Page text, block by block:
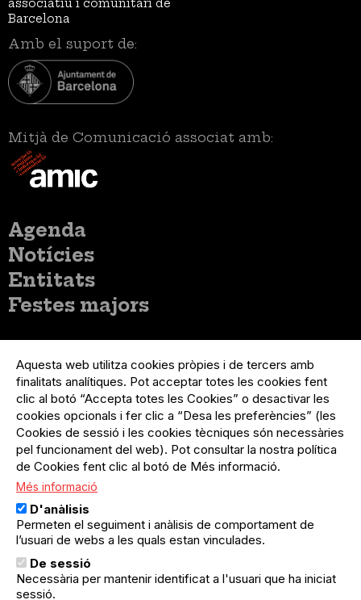
associatiu i comunitari de
Barcelona
Amb el suport de:
Mitjà de Comunicació associat amb:
Menú
principal
Agenda
Notícies
Entitats
Festes majors
del
compte
d'usuari
Menú
usuari
no
loggat
Registre organització
Menú
Peu
Sobre el projecte
Preguntes freqüents
Contacte
Menú
Legal
Política de privacitat
Avís legal
Política de cookies
El Quèdequè no es fa responsable de les activitats
programades; en són responsables els col·lectius
organitzadors.
Aquesta web utilitza cookies pròpies i de tercers amb
finalitats analítiques. Pot acceptar totes les cookies fent
clic al botó “Accepta totes les Cookies” o desactivar les
cookies opcionals i fer clic a “Desa les preferències” (les
Cookies de sessió i les cookies tècniques són necessàries
pel funcionament del web). Pot consultar la nostra política
de Cookies fent clic al botó de Més informació.
Més informació
D'anàlisis
Permeten el seguiment i anàlisis de comportament de
l’usuari de webs a les quals estan vinculades.
De sessió
Necessària per mantenir identificat a l'usuari que ha iniciat
sessió.